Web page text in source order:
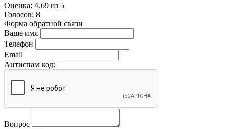
Оценка: 4.69 из 5
Голосов: 8
Форма обратной связи
Ваше имя
Телефон
Email
Антиспам код:
Вопрос